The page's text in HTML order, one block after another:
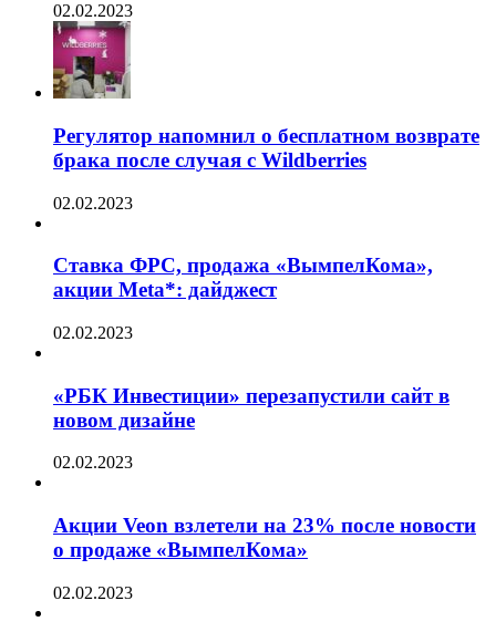
02.02.2023
Регулятор напомнил о бесплатном возврате
брака после случая с Wildberries
02.02.2023
Ставка ФРС, продажа «ВымпелКома»,
акции Meta*: дайджест
02.02.2023
«РБК Инвестиции» перезапустили сайт в
новом дизайне
02.02.2023
Акции Veon взлетели на 23% после новости
о продаже «ВымпелКома»
02.02.2023